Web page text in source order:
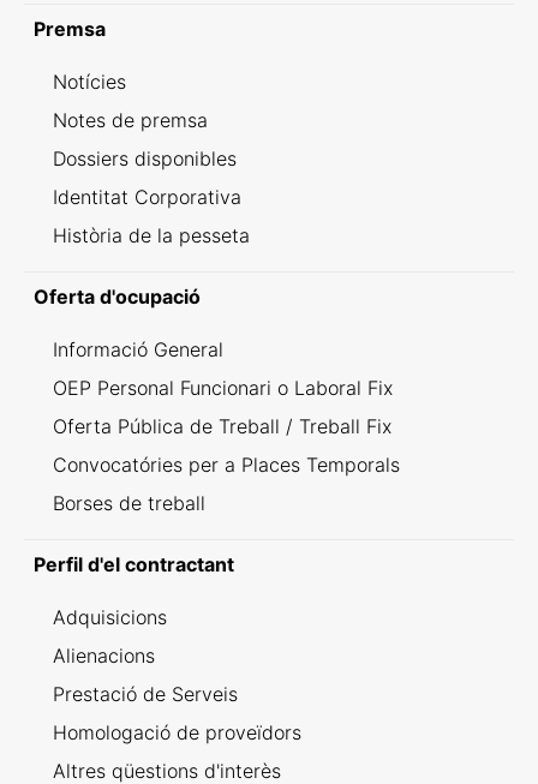
Premsa
Notícies
Notes de premsa
Dossiers disponibles
Identitat Corporativa
Història de la pesseta
Oferta d'ocupació
Informació General
OEP Personal Funcionari o Laboral Fix
Oferta Pública de Treball / Treball Fix
Convocatóries per a Places Temporals
Borses de treball
Perfil d'el contractant
Adquisicions
Alienacions
Prestació de Serveis
Homologació de proveïdors
Altres qüestions d'interès